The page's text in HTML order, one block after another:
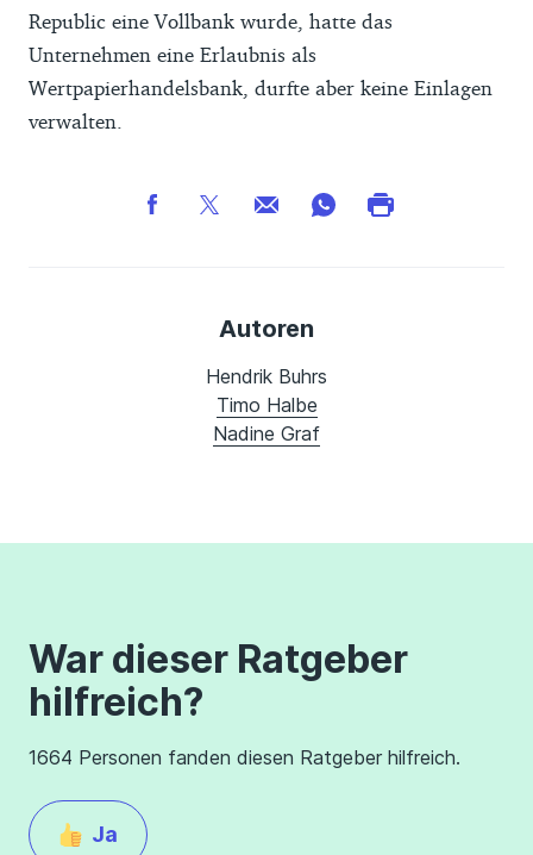
Republic eine Vollbank wurde, hatte das
Unternehmen eine Erlaubnis als
Wertpapierhandelsbank, durfte aber keine Einlagen
verwalten.
Autoren
Hendrik Buhrs
Timo Halbe
Nadine Graf
War dieser Ratgeber
hilfreich?
1664 Personen fanden diesen Ratgeber hilfreich.
Ja